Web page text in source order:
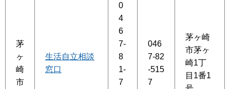
茅
ヶ
崎
市
生活自立相談
窓口
0
4
6
7-
8
1-
7
046
7-82
-515
7
茅ヶ崎
市茅ヶ
崎1丁
目1番1